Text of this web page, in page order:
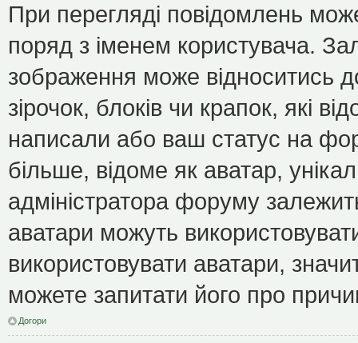
При перегляді повідомлень
поряд з іменем користувача.
зображення може відноситись
зірочок, блоків чи крапок, які
написали або ваш статус на
більше, відоме як аватар,
адміністратора форуму
аватари можуть
використовувати аватари,
можете запитати його про
Догори